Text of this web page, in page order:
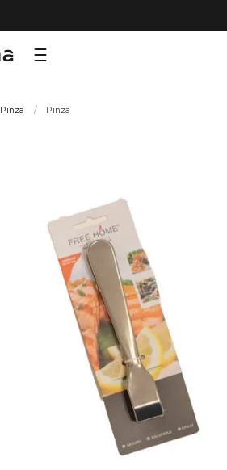
4.
lego
5.
hot wheels
cafetera
organizador
8.
almohada
9.
hydrate
10. toalla
Pinza Pinza